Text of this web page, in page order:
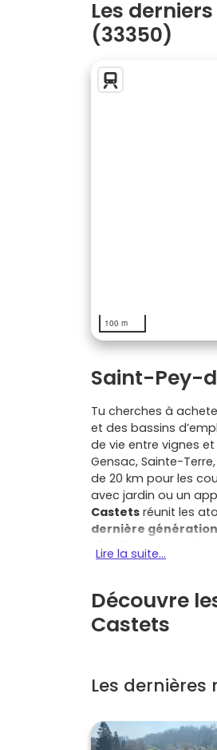
Les
(33350)
100 m
Saint-Pey-
Tu cherches à
et des bassins
de vie entre vignes
Gensac, Sainte-
de 20 km pour les
avec jardin ou un
Castets réunit les
dernière génération
réduits
et garanties
sol au plafond. Ici, tu
communes neuves
faciliter ton
profil et le bien
tissu associatif actif
bien grâce aux
lourde, pas de
Lire la suite...
Découvre
Castets
Les